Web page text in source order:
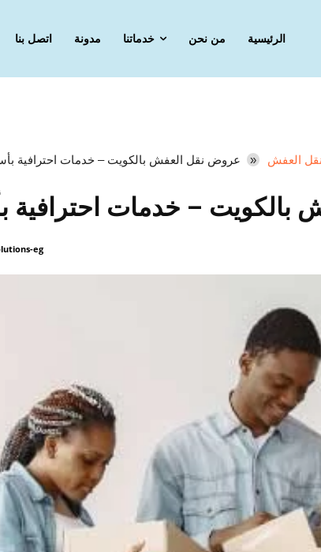
الرئيسية من نحن خدماتنا مدونة اتصل بنا
العفش عروض نقل العفش بالكويت – خدمات احترافية
– خدمات احترافية
eg